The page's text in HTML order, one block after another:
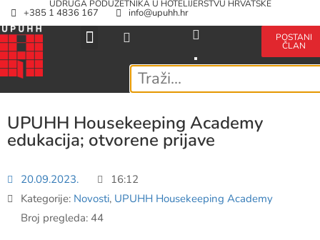
UDRUGA PODUZETNIKA U HOTELIJERSTVU HRVATSKE
+385 1 4836 167 info@upuhh.hr
POSTANI
ČLAN
UPUHH Housekeeping Academy
edukacija; otvorene prijave
20.09.2023.
16:12
Kategorije: Novosti, UPUHH Housekeeping Academy
Broj pregleda: 44